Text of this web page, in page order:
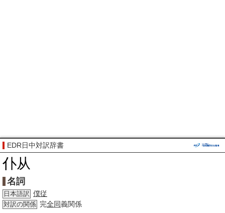
EDR日中対訳辞書
仆从
名詞
日本語訳 僕従
対訳の関係 完全同義関係